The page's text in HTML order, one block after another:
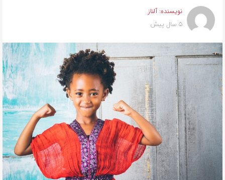
روش‌های
زیر
می‌توانید
این
صفحه
دوستان
اشتراک
بگذارید.
نویسنده:آلناز
5 سال پیش